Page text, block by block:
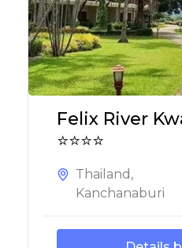
Felix River
⭐⭐⭐⭐
Thailand ,
Kanchanaburi